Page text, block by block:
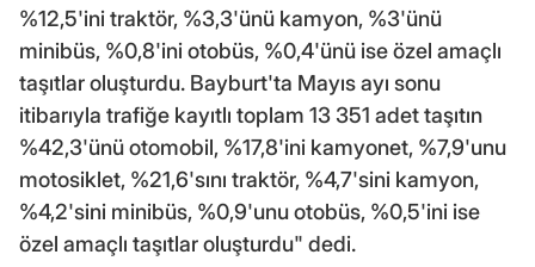
%12,5'ini traktör, %3,3'ünü kamyon, %3'ünü
minibüs, %0,8'ini otobüs, %0,4'ünü ise özel amaçlı
taşıtlar oluşturdu. Bayburt'ta Mayıs ayı sonu
itibarıyla trafiğe kayıtlı toplam 13 351 adet taşıtın
%42,3'ünü otomobil, %17,8'ini kamyonet, %7,9'unu
motosiklet, %21,6'sını traktör, %4,7'sini kamyon,
%4,2'sini minibüs, %0,9'unu otobüs, %0,5'ini ise
özel amaçlı taşıtlar oluşturdu" dedi.